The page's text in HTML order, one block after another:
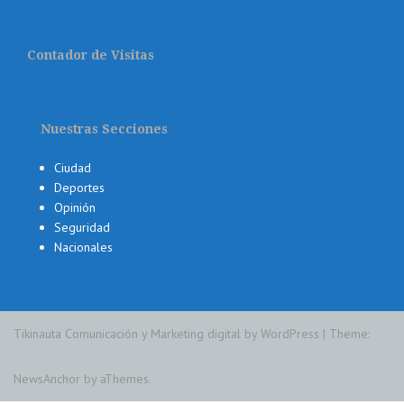
Contador de Visitas
Nuestras Secciones
Ciudad
Deportes
Opinión
Seguridad
Nacionales
Tikinauta Comunicación y Marketing digital by WordPress | Theme:
NewsAnchor by aThemes.